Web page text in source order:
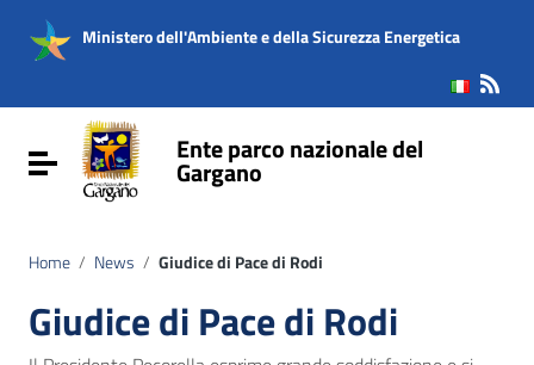
Vai al menu di navigazione
Vai al footer
Ministero dell'Ambiente e della Sicurezza Energetica
Attiva / disattiva la navigazioneEnte parco nazionale del
Gargano
Home / News / Giudice di Pace di Rodi
Giudice di Pace di Rodi